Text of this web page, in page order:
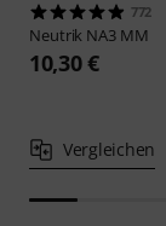
772
Neutrik NA3 MM
10,30 €
Vergleichen